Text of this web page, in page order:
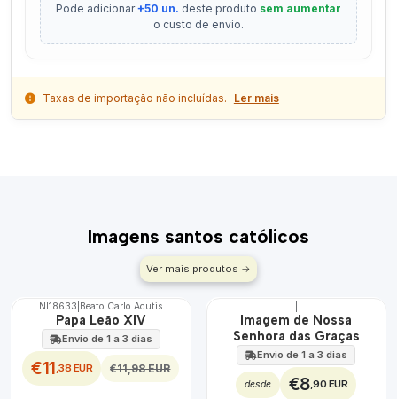
Pode adicionar+50 un. deste produto sem aumentar
o custo de envio.
Taxas de importação não incluídas. Ler mais
Imagens santos católicos
Ver mais produtos
DESCONTO
NI18633 Beato Carlo Acutis
Papa Leão XIV
Envio de 1 a 3 dias
€11 ,38 EUR €11,98 EUR
Imagem de Nossa
Senhora das Graças
Envio de 1 a 3 dias
desde €8,90 EUR